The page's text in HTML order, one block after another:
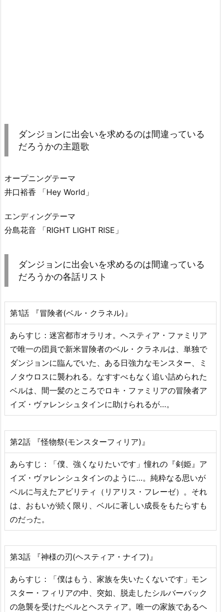
ダンジョンに出会いを求めるのは間違っている
だろうかの主題歌
オープニングテーマ
井口裕香 「Hey World」
エンディングテーマ
分島花音 「RIGHT LIGHT RISE」
ダンジョンに出会いを求めるのは間違っている
だろうかの各話リスト
第1話 『冒険者(ベル・クラネル)』
あらすじ：迷宮都市オラリオ。ヘスティア・ファミリア
で唯一の団員で新米冒険者のベル・クラネルは、単独で
ダンジョンに臨んでいた、ある日強力なモンスター、ミ
ノタウロスに襲われる。なすすべもなく追い詰められた
ベルは、間一髪のところでロキ・ファミリアの冒険者ア
イズ・ヴァレンシュタインに助けられるが…。
第2話 『怪物祭(モンスターフィリア)』
あらすじ：「僕、強くなりたいです」憧れの『剣姫』ア
イズ・ヴァレンシュタインのように…。純粋なる思いが
ベルに与えたアビリティ（リアリス・フレーゼ）。それ
は、おもいが続く限り、ベルに著しい成長をもたらすも
のだった。
第3話 『神様の刃(ヘスティア・ナイフ)』
あらすじ：「僕はもう、家族を失いたくないです」モン
スター・フィリアの中、突如、脱走したシルバーバック
の急襲を受けたベルとヘスティア。唯一の家族であるヘ